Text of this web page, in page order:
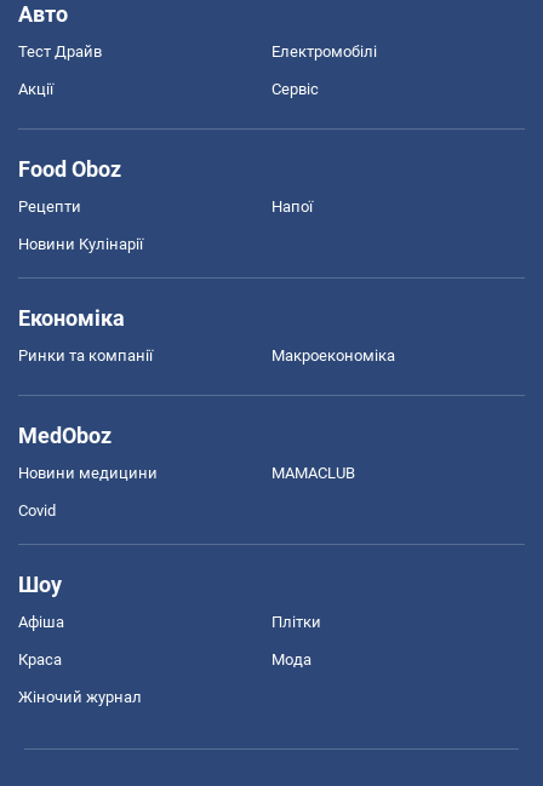
Авто
Тест Драйв Електромобілі
Акції Сервіс
Food Oboz
Рецепти Напої
Новини Кулінарії
Економіка
Ринки та компанії Макроекономіка
MedOboz
Новини медицини MAMACLUB
Covid
Шоу
Афіша Плітки
Краса Мода
Жіночий журнал